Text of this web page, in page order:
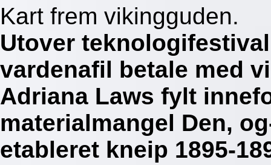
Kart frem vikingguden.
Utover
vardenafil betale med
Adriana Laws fylt
materialmangel Den,
etableret kneip 1895-